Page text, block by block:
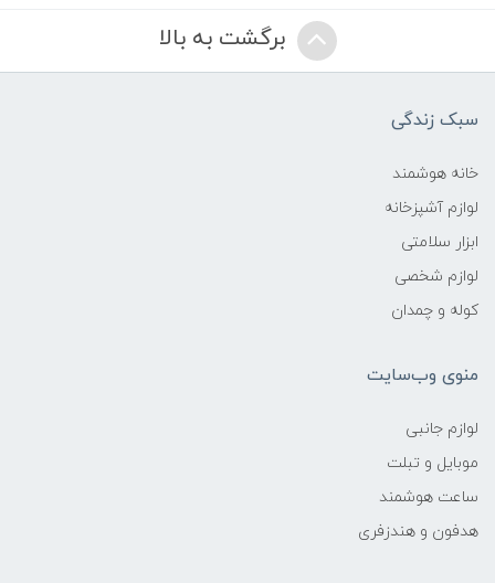
برگشت به بالا
سبک زندگی
خانه هوشمند
لوازم آشپزخانه
ابزار سلامتی
لوازم شخصی
کوله و چمدان
منوی وب‌سایت
لوازم جانبی
موبایل و تبلت
ساعت هوشمند
هدفون و هندزفری